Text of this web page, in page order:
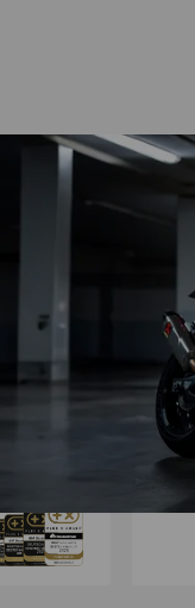
Ware schnelle
immer wieder.“
04.08.2026